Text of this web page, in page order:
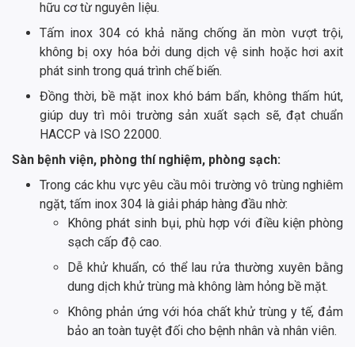
hữu cơ từ nguyên liệu.
Tấm inox 304 có khả năng chống ăn mòn vượt trội,
không bị oxy hóa bởi dung dịch vệ sinh hoặc hơi axit
phát sinh trong quá trình chế biến.
Đồng thời, bề mặt inox khó bám bẩn, không thấm hút,
giúp duy trì môi trường sản xuất sạch sẽ, đạt chuẩn
HACCP và ISO 22000.
Sàn bệnh viện, phòng thí nghiệm, phòng sạch:
Trong các khu vực yêu cầu môi trường vô trùng nghiêm
ngặt, tấm inox 304 là giải pháp hàng đầu nhờ:
Không phát sinh bụi, phù hợp với điều kiện phòng
sạch cấp độ cao.
Dễ khử khuẩn, có thể lau rửa thường xuyên bằng
dung dịch khử trùng mà không làm hỏng bề mặt.
Không phản ứng với hóa chất khử trùng y tế, đảm
bảo an toàn tuyệt đối cho bệnh nhân và nhân viên.